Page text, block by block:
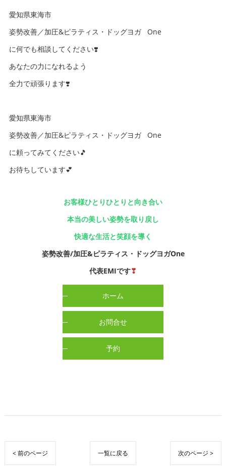
愛知県東海市
姿勢改善／加圧&ピラティス・ドッグヨガ One
に何でも相談してください❣️
あなたの力になれるよう
全力で頑張ります❣️
愛知県東海市
姿勢改善／加圧&ピラティス・ドッグヨガ One
に頼ってみてください🎵
お待ちしています💕
お客様ひとりひとりと向き合い
本当の美しい姿勢を取り戻し
快適な生活と笑顔を導く
姿勢改善/加圧&ピラティス・ドッグヨガOne
代表EMIです❣
ホーム
お問合せ
予約
< 前のページ 一覧に戻る 次のページ >